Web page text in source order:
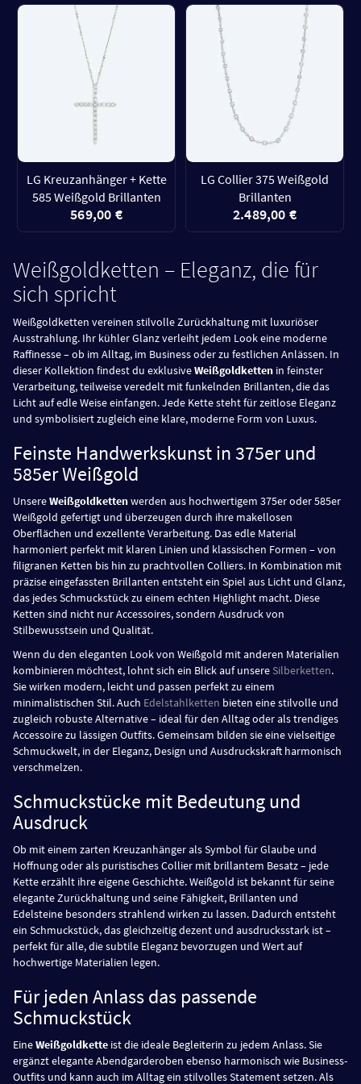
LG Kreuzanhänger + Kette
585 Weißgold Brillanten
569,00 €
LG Collier 375 Weißgold
Brillanten
2.489,00 €
Weißgoldketten – Eleganz, die für
sich spricht
Weißgoldketten vereinen stilvolle Zurückhaltung mit luxuriöser
Ausstrahlung. Ihr kühler Glanz verleiht jedem Look eine moderne
Raffinesse – ob im Alltag, im Business oder zu festlichen Anlässen. In
dieser Kollektion findest du exklusiveWeißgoldketten in feinster
Verarbeitung, teilweise veredelt mit funkelnden Brillanten, die das
Licht auf edle Weise einfangen. Jede Kette steht für zeitlose Eleganz
und symbolisiert zugleich eine klare, moderne Form von Luxus.
Feinste Handwerkskunst in 375er und
585er Weißgold
UnsereWeißgoldkettenwerden aus hochwertigem 375er oder 585er
Weißgold gefertigt und überzeugen durch ihre makellosen
Oberflächen und exzellente Verarbeitung. Das edle Material
harmoniert perfekt mit klaren Linien und klassischen Formen – von
filigranen Ketten bis hin zu prachtvollen Colliers. In Kombination mit
präzise eingefassten Brillanten entsteht ein Spiel aus Licht und Glanz,
das jedes Schmuckstück zu einem echten Highlight macht. Diese
Ketten sind nicht nur Accessoires, sondern Ausdruck von
Stilbewusstsein und Qualität.
Wenn du den eleganten Look von Weißgold mit anderen Materialien
kombinieren möchtest, lohnt sich ein Blick auf unsere Silberketten.
Sie wirken modern, leicht und passen perfekt zu einem
minimalistischen Stil. Auch Edelstahlketten bieten eine stilvolle und
zugleich robuste Alternative – ideal für den Alltag oder als trendiges
Accessoire zu lässigen Outfits. Gemeinsam bilden sie eine vielseitige
Schmuckwelt, in der Eleganz, Design und Ausdruckskraft harmonisch
verschmelzen.
Schmuckstücke mit Bedeutung und
Ausdruck
Ob mit einem zarten Kreuzanhänger als Symbol für Glaube und
Hoffnung oder als puristisches Collier mit brillantem Besatz – jede
Kette erzählt ihre eigene Geschichte. Weißgold ist bekannt für seine
elegante Zurückhaltung und seine Fähigkeit, Brillanten und
Edelsteine besonders strahlend wirken zu lassen. Dadurch entsteht
ein Schmuckstück, das gleichzeitig dezent und ausdrucksstark ist –
perfekt für alle, die subtile Eleganz bevorzugen und Wert auf
hochwertige Materialien legen.
Für jeden Anlass das passende
Schmuckstück
EineWeißgoldkette ist die ideale Begleiterin zu jedem Anlass. Sie
ergänzt elegante Abendgarderoben ebenso harmonisch wie Business-
Outfits und kann auch im Alltag ein stilvolles Statement setzen. Als